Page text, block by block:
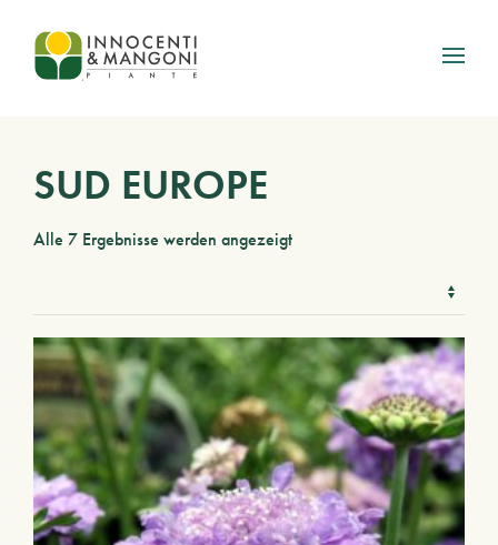
Skip to main content
SUD EUROPE
Alle 7 Ergebnisse werden angezeigt